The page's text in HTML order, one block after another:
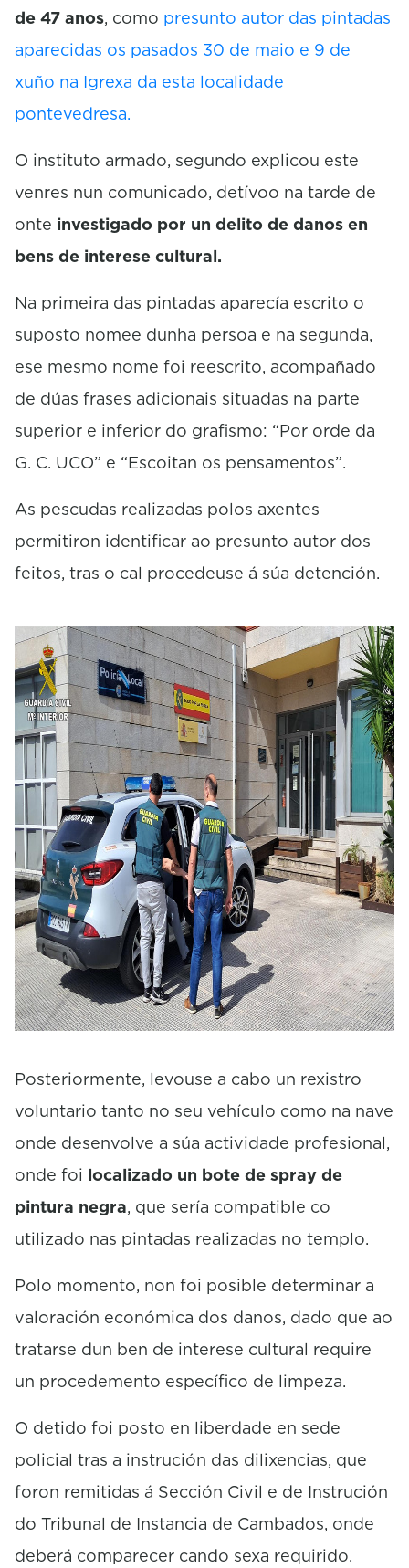
de 47 anos, como presunto autor das pintadas
aparecidas os pasados 30 de maio e 9 de
xuño na Igrexa da esta localidade
pontevedresa.
O instituto armado, segundo explicou este
venres nun comunicado, detívoo na tarde de
onte investigado por un delito de danos en
bens de interese cultural.
Na primeira das pintadas aparecía escrito o
suposto nomee dunha persoa e na segunda,
ese mesmo nome foi reescrito, acompañado
de dúas frases adicionais situadas na parte
superior e inferior do grafismo: “Por orde da
G. C. UCO” e “Escoitan os pensamentos”.
As pescudas realizadas polos axentes
permitiron identificar ao presunto autor dos
feitos, tras o cal procedeuse á súa detención.
Posteriormente, levouse a cabo un rexistro
voluntario tanto no seu vehículo como na nave
onde desenvolve a súa actividade profesional,
onde foi localizado un bote de spray de
pintura negra, que sería compatible co
utilizado nas pintadas realizadas no templo.
Polo momento, non foi posible determinar a
valoración económica dos danos, dado que ao
tratarse dun ben de interese cultural require
un procedemento específico de limpeza.
O detido foi posto en liberdade en sede
policial tras a instrución das dilixencias, que
foron remitidas á Sección Civil e de Instrución
do Tribunal de Instancia de Cambados, onde
deberá comparecer cando sexa requirido.